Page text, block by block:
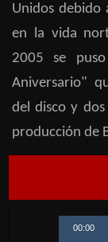
Unidos debido
en la vida
2005 se
Aniversario"
del disco y
producción de
00:00